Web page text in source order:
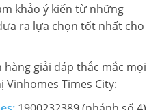
khảo ý kiến từ những
ra lựa chọn tốt nhất cho
hàng giải đáp thắc mắc mọi
Vinhomes Times City: